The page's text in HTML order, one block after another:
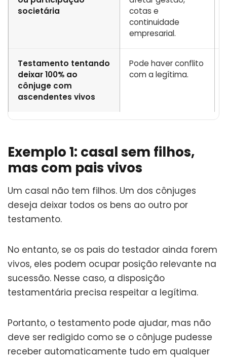
societária
cotas e
continuidade
empresarial.
Testamento tentando
deixar 100% ao
cônjuge com
ascendentes vivos
Pode haver conflito
com a legítima.
Exemplo 1: casal sem filhos,
mas com pais vivos
Um casal não tem filhos. Um dos cônjuges
deseja deixar todos os bens ao outro por
testamento.
No entanto, se os pais do testador ainda forem
vivos, eles podem ocupar posição relevante na
sucessão. Nesse caso, a disposição
testamentária precisa respeitar a legítima.
Portanto, o testamento pode ajudar, mas não
deve ser redigido como se o cônjuge pudesse
receber automaticamente tudo em qualquer